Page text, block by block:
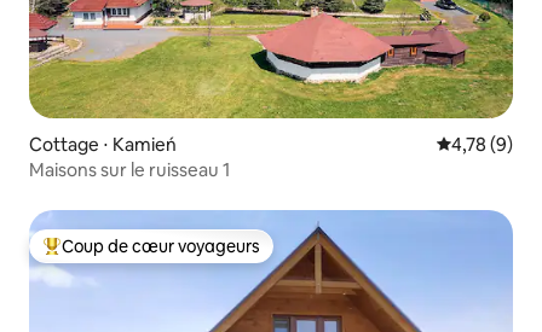
Cottage ⋅ Kamień Évaluation
4,78 (9)
Maisons sur le ruisseau 1
Coups de cœur voyageurs les plus appréciés
Coup de cœur voyageurs